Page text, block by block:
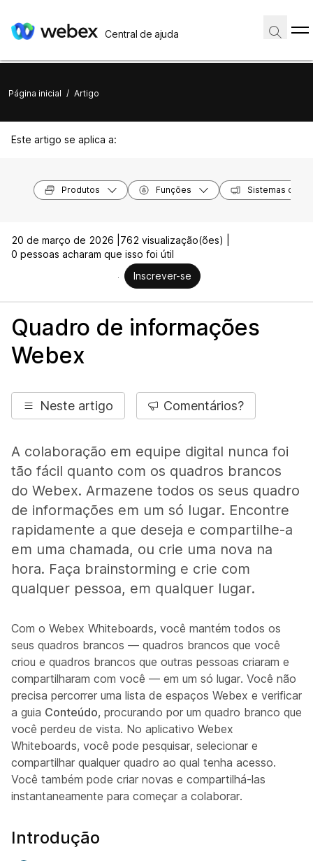
Central de ajuda
Página inicial / Artigo
Este artigo se aplica a:
Produtos Funções Sistemas
20 de março de 2026 | 762 visualização(ões) |
0 pessoas acharam que isso foi útil
Inscrever-se
Quadro de informações
Webex
Neste artigo Comentários?
A colaboração em equipe digital nunca foi
tão fácil quanto com os quadros brancos
do Webex. Armazene todos os seus quadro
de informações em um só lugar. Encontre
rapidamente a que deseja e compartilhe-a
em uma chamada, ou crie uma nova na
hora. Faça brainstorming e crie com
qualquer pessoa, em qualquer lugar.
Com o Webex Whiteboards, você mantém todos os
seus quadros brancos — quadros brancos que você
criou e quadros brancos que outras pessoas criaram e
compartilharam com você — em um só lugar. Você não
precisa percorrer uma lista de espaços Webex e verificar
a guia Conteúdo, procurando por um quadro branco que
você perdeu de vista. No aplicativo Webex
Whiteboards, você pode pesquisar, selecionar e
compartilhar qualquer quadro ao qual tenha acesso.
Você também pode criar novas e compartilhá-las
instantaneamente para começar a colaborar.
Introdução